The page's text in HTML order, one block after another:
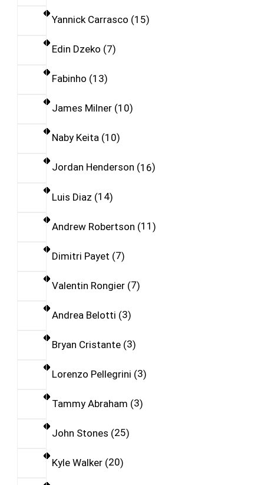
Yannick Carrasco 15
Edin Dzeko 7
Fabinho 13
James Milner 10
Naby Keita 10
Jordan Henderson 16
Luis Diaz 14
Andrew Robertson 11
Dimitri Payet 7
Valentin Rongier 7
Andrea Belotti 3
Bryan Cristante 3
Lorenzo Pellegrini 3
Tammy Abraham 3
John Stones 25
Kyle Walker 20